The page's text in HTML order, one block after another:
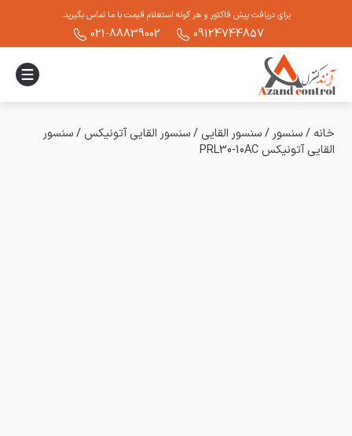
برای دریافت پیش فاکتور و هر گونه استعلام قیمت با ما تماس بگیرید.
09124744857
021-88839002
خانه /سنسور /سنسور القایی /سنسور القایی آتونیکس /سنسور
القایی آتونیکس PRL30-10AC